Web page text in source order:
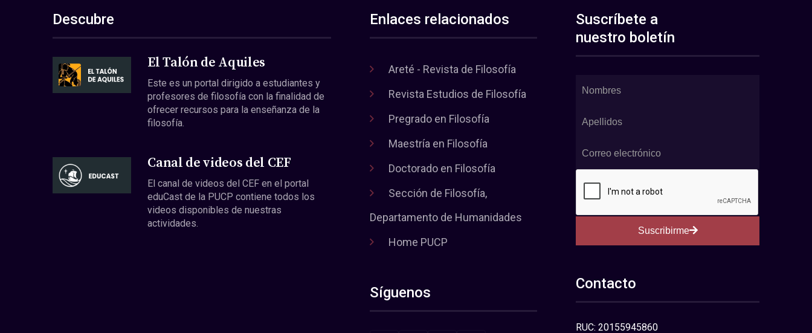
Descubre
El Talón de Aquiles
Este es un portal dirigido a estudiantes y
profesores de filosofía con la finalidad de
ofrecer recursos para la enseñanza de la
filosofía.
Canal de videos del CEF
El canal de videos del CEF en el portal
eduCast de la PUCP contiene todos los
videos disponibles de nuestras
actividades.
Enlaces relacionados
Areté - Revista de Filosofía
Revista Estudios de Filosofía
Pregrado en Filosofía
Maestría en Filosofía
Doctorado en Filosofía
Sección de Filosofía,
Departamento de Humanidades
Home PUCP
Síguenos
Suscríbete a
nuestro boletín
Suscribirme
Contacto
RUC: 20155945860